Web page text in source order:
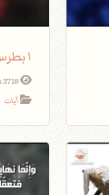
١بطرس٥: ٧
3718 views
آيات